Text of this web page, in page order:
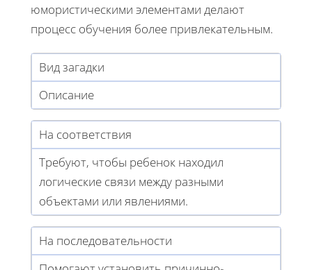
юмористическими элементами делают
процесс обучения более привлекательным.
Вид загадки
Описание
На соответствия
Требуют, чтобы ребенок находил
логические связи между разными
объектами или явлениями.
На последовательности